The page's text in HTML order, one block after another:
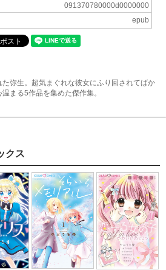
091370780000d0000000
epub
弥生。超気まぐれな彼女にふり回されてばか
まる5作品を集めた傑作集。
クス